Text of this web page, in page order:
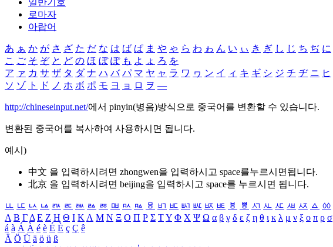
일반기호
로마자
아랍어
あ ぁ か が さ ざ た だ な は ば ぱ ま や ゃ ら わ ゎ ん い ぃ き ぎ し じ ち ぢ に
こ ご そ ぞ と ど の ほ ぼ ぽ も よ ょ ろ を
ア ァ カ サ ザ タ ダ ナ ハ バ パ マ ヤ ャ ラ ワ ヮ ン イ ィ キ ギ シ ジ チ ヂ ニ ヒ
ソ ゾ ト ド ノ ホ ボ ポ モ ヨ ョ ロ ヲ ―
http://chineseinput.net/에서 pinyin(병음)방식으로 중국어를 변환할 수 있습니다.
변환된 중국어를 복사하여 사용하시면 됩니다.
예시)
中文 을 입력하시려면 zhongwen을 입력하시고 space를누르시면됩니다.
北京 을 입력하시려면 beijing을 입력하시고 space를 누르시면 됩니다.
ㅥ ㅦ ㅧ ㅨ ㅩ ㅪ ㅫ ㅬ ㅭ ㅮ ㅯ ㅰ ㅱ ㅲ ㅳ ㅴ ㅵ ㅶ ㅷ ㅸ ㅹ ㅺ ㅻ ㅼ ㅽ ㅾ ㅿ ㆀ
Α Β ΓΔ Ε Ζ Η Θ Ι ΚΛ Μ Ν Ξ Ο Π Ρ Σ ΤΥ Φ Χ Ψ Ω α β γ δ ε ζ η θ ι κ λ μ ν ξ ο π ρ σ
á à Á À é è É È ç Ç ê
Ä Ö Ü ä ö ü ß